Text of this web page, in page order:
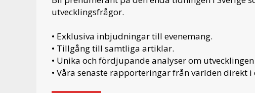
utvecklingsfrågor.
• Exklusiva inbjudningar till evenemang.
• Tillgång till samtliga artiklar.
• Unika och fördjupande analyser om
• Våra senaste rapporteringar från världen direkt